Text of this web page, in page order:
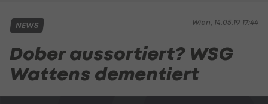
Wien, 14.05.19 17:44
NEWS
Dober aussortiert? WSG
Wattens dementiert